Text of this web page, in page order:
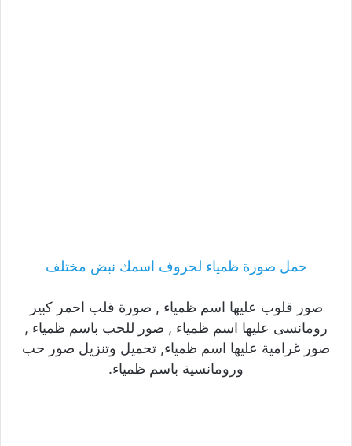
حمل صورة ظمياء لحروف اسمك نبض مختلف
صور قلوب عليها اسم ظمياء , صورة قلب احمر كبير
رومانسى عليها اسم ظمياء , صور للحب باسم ظمياء ,
صور غرامية عليها اسم ظمياء, تحميل وتنزيل صور حب
ورومانسية باسم ظمياء.